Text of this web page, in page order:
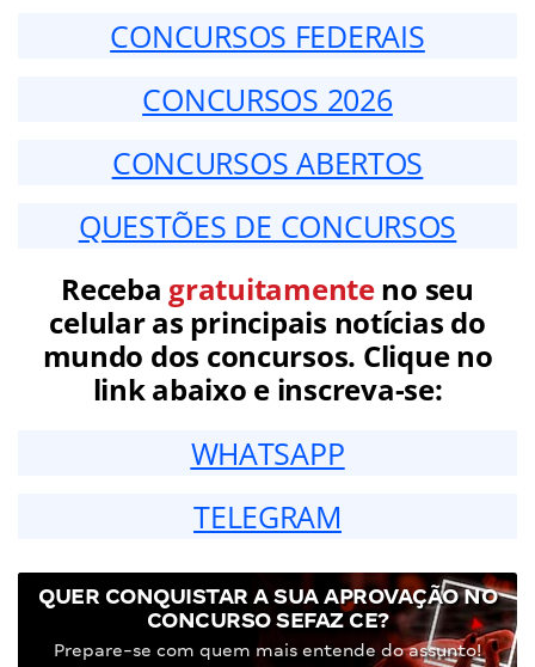
CONCURSOS FEDERAIS
CONCURSOS 2026
CONCURSOS ABERTOS
QUESTÕES DE CONCURSOS
Receba gratuitamenteno seu
celular as principais notícias do
mundo dos concursos. Clique no
link abaixo e inscreva-se:
WHATSAPP
TELEGRAM
QUER CONQUISTAR A SUA APROVAÇÃO NO
CONCURSO SEFAZ CE?
Prepare-se com quem mais entende do assunto!